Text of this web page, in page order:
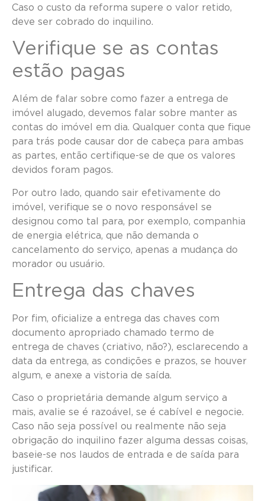
Caso o custo da reforma supere o valor retido,
deve ser cobrado do inquilino.
Verifique se as contas
estão pagas
Além de falar sobre como fazer a entrega de
imóvel alugado, devemos falar sobre manter as
contas do imóvel em dia. Qualquer conta que fique
para trás pode causar dor de cabeça para ambas
as partes, então certifique-se de que os valores
devidos foram pagos.
Por outro lado, quando sair efetivamente do
imóvel, verifique se o novo responsável se
designou como tal para, por exemplo, companhia
de energia elétrica, que não demanda o
cancelamento do serviço, apenas a mudança do
morador ou usuário.
Entrega das chaves
Por fim, oficialize a entrega das chaves com
documento apropriado chamado termo de
entrega de chaves (criativo, não?), esclarecendo a
data da entrega, as condições e prazos, se houver
algum, e anexe a vistoria de saída.
Caso o proprietária demande algum serviço a
mais, avalie se é razoável, se é cabível e negocie.
Caso não seja possível ou realmente não seja
obrigação do inquilino fazer alguma dessas coisas,
baseie-se nos laudos de entrada e de saída para
justificar.